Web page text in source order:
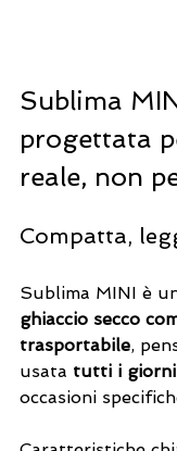
Sublima
progettata
reale, non
Compatta,
Sublima MINI è
ghiaccio secco
trasportabile,
usata tutti i giorni
occasioni